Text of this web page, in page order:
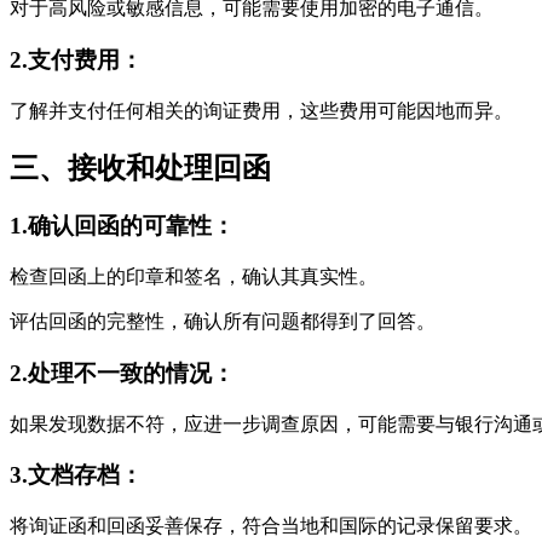
对于高风险或敏感信息，可能需要使用加密的电子通信。
2.支付费用：
了解并支付任何相关的询证费用，这些费用可能因地而异。
三、接收和处理回函
1.确认回函的可靠性：
检查回函上的印章和签名，确认其真实性。
评估回函的完整性，确认所有问题都得到了回答。
2.处理不一致的情况：
如果发现数据不符，应进一步调查原因，可能需要与银行沟通
3.文档存档：
将询证函和回函妥善保存，符合当地和国际的记录保留要求。